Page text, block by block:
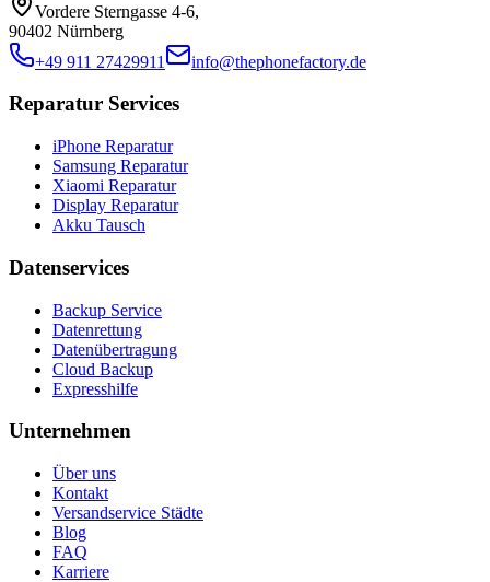
Vordere Sterngasse 4-6,
90402 Nürnberg
+49 911 27429911
info@thephonefactory.de
Reparatur Services
iPhone Reparatur
Samsung Reparatur
Xiaomi Reparatur
Display Reparatur
Akku Tausch
Datenservices
Backup Service
Datenrettung
Datenübertragung
Cloud Backup
Expresshilfe
Unternehmen
Über uns
Kontakt
Versandservice Städte
Blog
FAQ
Karriere